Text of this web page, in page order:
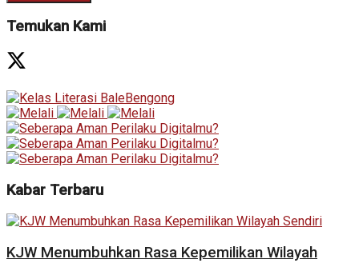
Temukan Kami
Kabar Terbaru
KJW Menumbuhkan Rasa Kepemilikan Wilayah